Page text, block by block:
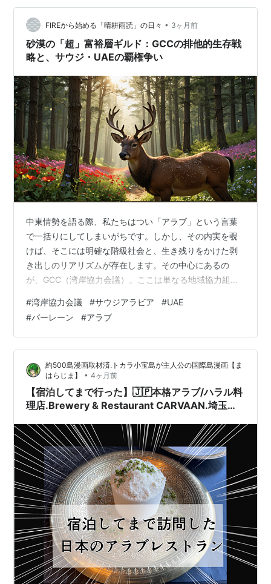
FIREから始める「晴耕雨読」の日々 • 3ヶ月前
砂漠の「超」富裕層ギルド：GCCの排他的生存戦
略と、サウジ・UAEの覇権争い
中東情勢を語る際、私たちはつい「アラブ」という言葉
で一括りにしてしまいがちです。しかし、その内実を覗
けば、そこには明確な階級社会と、生き残りをかけた剥
き出しのリアリズムが存在します。その中心にあるの
が、GCC（湾岸協力会議）。ここは単なる地域協力組織
も排他的な「エリート・ビジネスサロン」なのです。 1.
アラブの中の「1等客室」：なぜ彼らは群れるのか GCC
を構成する6カ国（サウジ、UAE、クウェート、カター
ル、オマーン、バーレーン）を繋いでいるのは、単なる
地理的近接性ではありません。彼らを結びつける「入会
条件」は極めてシンプルかつ冷徹です。 …
#湾岸協力会議 #サウジアラビア #UAE
#バーレーン #アラブ
約500島漫画取材済.トカラ小宝島が主人公の国際島漫画【ま
はらじま】
• 4ヶ月前
【宿泊してまで行った】🇯🇵本格アラブ/ハラル料
理店.Brewery & Restaurant CARVAAN.埼玉県